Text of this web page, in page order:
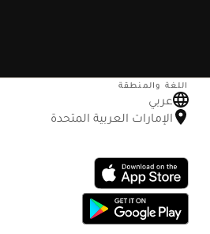
اللغة والمنطقة
عربي
الإمارات العربية المتحدة